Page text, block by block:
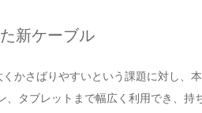
新ケーブル
かさばりやすいという課題に対し、
タブレットまで幅広く利用でき、持